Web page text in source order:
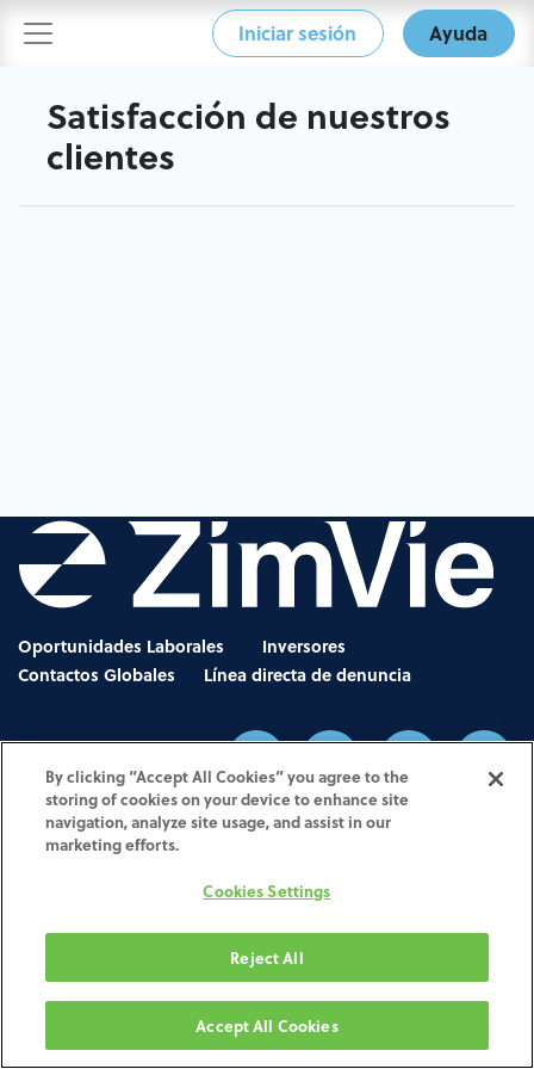
Iniciar sesión Ayuda
Satisfacción de nuestros
clientes
Oportunidades Laborales
Inversores
Contactos Globales
Línea directa de denuncia
Aviso de privacidad
No Surprises Act Disclosure •
Other Websites & Mobile Apps
Le damos la bienvenida a la página del portal web de servicios de impresión y fresado de ZimVie. El sitio web
C/Tirso de Molina 40, ed. 4, planta 2, WTC, 08940 Cornellá de Llobregat (España).
By clicking “Accept All Cookies” you agree to the
storing of cookies on your device to enhance site
navigation, analyze site usage, and assist in our
marketing efforts.
Cookies Settings
Reject All
Accept All Cookies